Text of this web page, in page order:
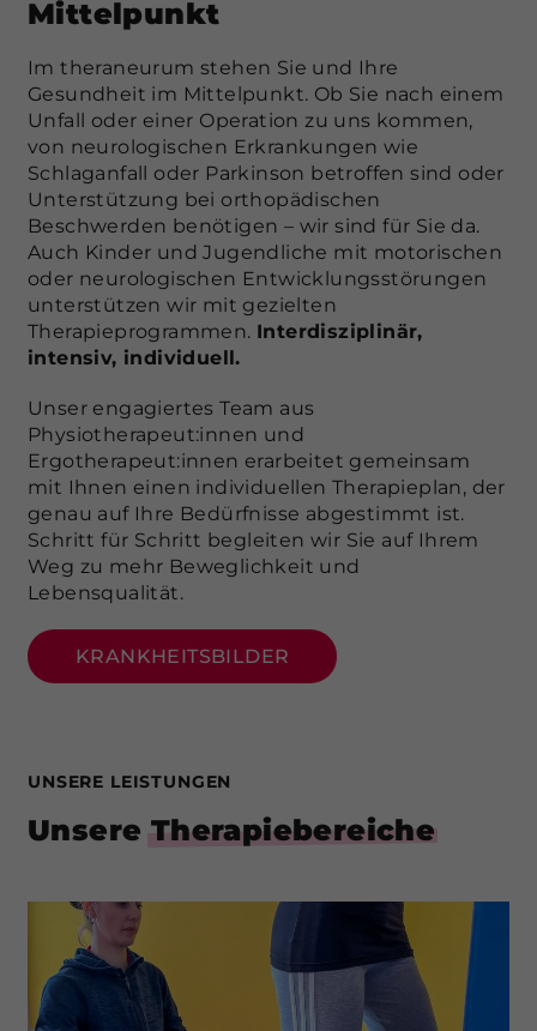
Mittelpunkt
Im theraneurum stehen Sie und Ihre
Gesundheit im Mittelpunkt. Ob Sie nach einem
Unfall oder einer Operation zu uns kommen,
von neurologischen Erkrankungen wie
Schlaganfall oder Parkinson betroffen sind oder
Unterstützung bei orthopädischen
Beschwerden benötigen – wir sind für Sie da.
Auch Kinder und Jugendliche mit motorischen
oder neurologischen Entwicklungsstörungen
unterstützen wir mit gezielten
Therapieprogrammen. Interdisziplinär,
intensiv, individuell.
Unser engagiertes Team aus
Physiotherapeut:innen und
Ergotherapeut:innen erarbeitet gemeinsam
mit Ihnen einen individuellen Therapieplan, der
genau auf Ihre Bedürfnisse abgestimmt ist.
Schritt für Schritt begleiten wir Sie auf Ihrem
Weg zu mehr Beweglichkeit und
Lebensqualität.
KRANKHEITSBILDER
UNSERE LEISTUNGEN
Unsere Therapiebereiche